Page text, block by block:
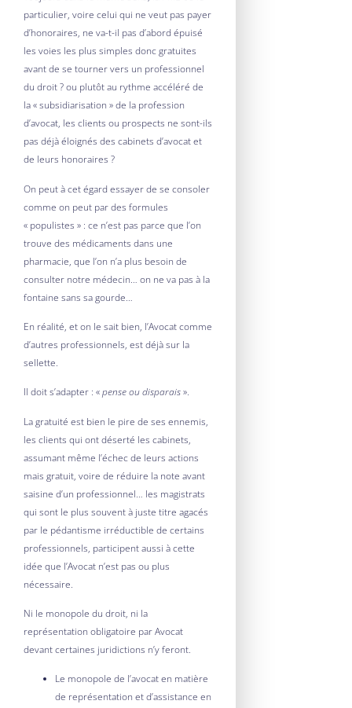
particulier, voire celui qui ne veut pas payer
d’honoraires, ne va-t-il pas d’abord épuisé
les voies les plus simples donc gratuites
avant de se tourner vers un professionnel
du droit ? ou plutôt au rythme accéléré de
la « subsidiarisation » de la profession
d’avocat, les clients ou prospects ne sont-ils
pas déjà éloignés des cabinets d’avocat et
de leurs honoraires ?
On peut à cet égard essayer de se consoler
comme on peut par des formules
« populistes » : ce n’est pas parce que l’on
trouve des médicaments dans une
pharmacie, que l’on n’a plus besoin de
consulter notre médecin… on ne va pas à la
fontaine sans sa gourde…
En réalité, et on le sait bien, l’Avocat comme
d’autres professionnels, est déjà sur la
sellette.
Il doit s’adapter : « pense ou disparais ».
La gratuité est bien le pire de ses ennemis,
les clients qui ont déserté les cabinets,
assumant même l’échec de leurs actions
mais gratuit, voire de réduire la note avant
saisine d’un professionnel… les magistrats
qui sont le plus souvent à juste titre agacés
par le pédantisme irréductible de certains
professionnels, participent aussi à cette
idée que l’Avocat n’est pas ou plus
nécessaire.
Ni le monopole du droit, ni la
représentation obligatoire par Avocat
devant certaines juridictions n’y feront.
Le monopole de l’avocat en matière
de représentation et d’assistance en